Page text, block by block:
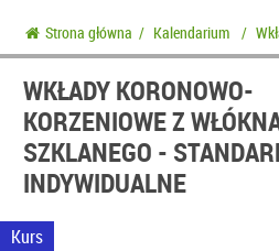
Strona główna / Kalendarium /
WKŁADY KORONOWO-
KORZENIOWE Z
SZKLANEGO -
INDYWIDUALNE
Kurs